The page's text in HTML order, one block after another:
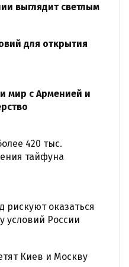
выглядит светлым
для открытия
мир с Арменией и
420 тыс.
тайфуна
рискуют оказаться
условий России
Киев и Москву